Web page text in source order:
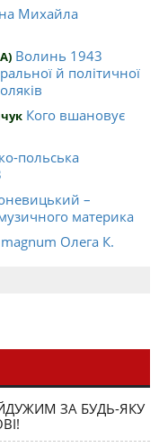
Михайла
Волинь 1943
й політичної
Кого вшановує
польська
–
материка
Олега К.
й тактики
ЗА БУДЬ-ЯКУ